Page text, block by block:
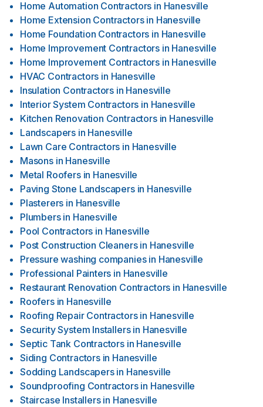
Home Automation Contractors in Hanesville
Home Extension Contractors in Hanesville
Home Foundation Contractors in Hanesville
Home Improvement Contractors in Hanesville
Home Improvement Contractors in Hanesville
HVAC Contractors in Hanesville
Insulation Contractors in Hanesville
Interior System Contractors in Hanesville
Kitchen Renovation Contractors in Hanesville
Landscapers in Hanesville
Lawn Care Contractors in Hanesville
Masons in Hanesville
Metal Roofers in Hanesville
Paving Stone Landscapers in Hanesville
Plasterers in Hanesville
Plumbers in Hanesville
Pool Contractors in Hanesville
Post Construction Cleaners in Hanesville
Pressure washing companies in Hanesville
Professional Painters in Hanesville
Restaurant Renovation Contractors in Hanesville
Roofers in Hanesville
Roofing Repair Contractors in Hanesville
Security System Installers in Hanesville
Septic Tank Contractors in Hanesville
Siding Contractors in Hanesville
Sodding Landscapers in Hanesville
Soundproofing Contractors in Hanesville
Staircase Installers in Hanesville